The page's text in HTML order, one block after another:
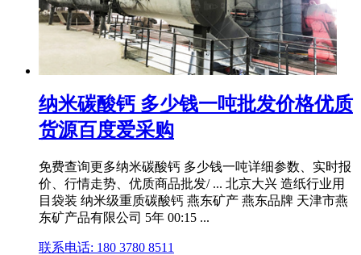
纳米碳酸钙 多少钱一吨批发价格优质
货源百度爱采购
免费查询更多纳米碳酸钙 多少钱一吨详细参数、实时报
价、行情走势、优质商品批发/ ... 北京大兴 造纸行业用
目袋装 纳米级重质碳酸钙 燕东矿产 燕东品牌 天津市燕
东矿产品有限公司 5年 00:15 ...
联系电话: 180 3780 8511